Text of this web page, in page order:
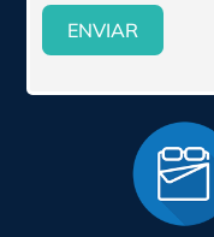
ENVIAR